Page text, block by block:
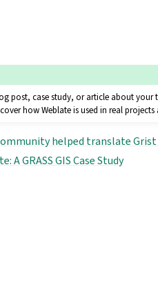
post, case study, or article about your
how Weblate is used in real
helped translate
GRASS GIS Case Study